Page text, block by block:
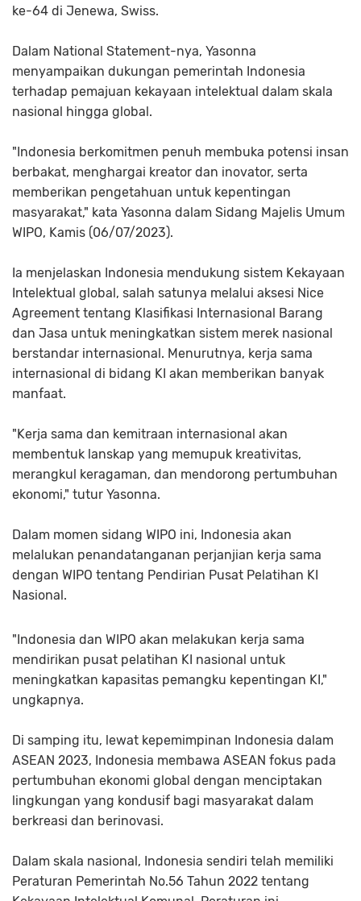
ke-64 di Jenewa, Swiss.
Dalam National Statement-nya, Yasonna
menyampaikan dukungan pemerintah Indonesia
terhadap pemajuan kekayaan intelektual dalam skala
nasional hingga global.
"Indonesia berkomitmen penuh membuka potensi insan
berbakat, menghargai kreator dan inovator, serta
memberikan pengetahuan untuk kepentingan
masyarakat," kata Yasonna dalam Sidang Majelis Umum
WIPO, Kamis (06/07/2023).
Ia menjelaskan Indonesia mendukung sistem Kekayaan
Intelektual global, salah satunya melalui aksesi Nice
Agreement tentang Klasifikasi Internasional Barang
dan Jasa untuk meningkatkan sistem merek nasional
berstandar internasional. Menurutnya, kerja sama
internasional di bidang KI akan memberikan banyak
manfaat.
"Kerja sama dan kemitraan internasional akan
membentuk lanskap yang memupuk kreativitas,
merangkul keragaman, dan mendorong pertumbuhan
ekonomi," tutur Yasonna.
Dalam momen sidang WIPO ini, Indonesia akan
melalukan penandatanganan perjanjian kerja sama
dengan WIPO tentang Pendirian Pusat Pelatihan KI
Nasional.
"Indonesia dan WIPO akan melakukan kerja sama
mendirikan pusat pelatihan KI nasional untuk
meningkatkan kapasitas pemangku kepentingan KI,"
ungkapnya.
Di samping itu, lewat kepemimpinan Indonesia dalam
ASEAN 2023, Indonesia membawa ASEAN fokus pada
pertumbuhan ekonomi global dengan menciptakan
lingkungan yang kondusif bagi masyarakat dalam
berkreasi dan berinovasi.
Dalam skala nasional, Indonesia sendiri telah memiliki
Peraturan Pemerintah No.56 Tahun 2022 tentang